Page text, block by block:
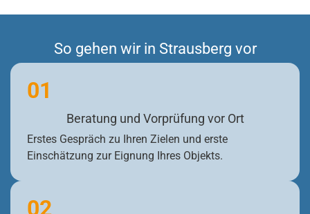
So gehen wir in Strausberg vor
01
Beratung und Vorprüfung vor Ort
Erstes Gespräch zu Ihren Zielen und erste
Einschätzung zur Eignung Ihres Objekts.
02